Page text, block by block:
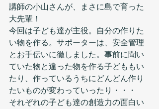
講師の小山さんが、まさに島で育った
大先輩！
今回は子ども達が主役。自分の作りた
い物を作る。サポーターは、安全管理
とお手伝いに徹しました。事前に聞い
ていた物と違った物を作る子どももい
たり、作っているうちにどんどん作り
たいものが変わっていったり・・・
それぞれの子ども達の創造力の面白い